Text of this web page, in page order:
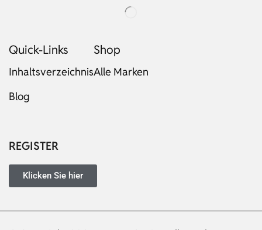
Quick-Links
Inhaltsverzeichnis
Blog
Shop
Alle Marken
REGISTER
Klicken Sie hier
French